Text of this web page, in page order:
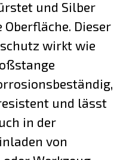
und Silber
Dieser
wirkt wie
und lässt
in der
von